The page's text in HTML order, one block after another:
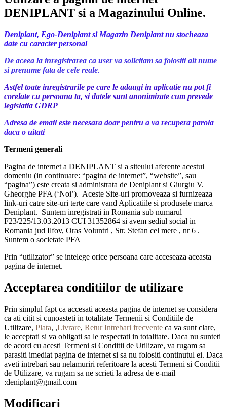
DENIPLANT si a Magazinului Online.
Deniplant, Ego-Deniplant si Magazin Deniplant nu stocheaza
date cu caracter personal
De aceea la inregistrarea ca user va solicitam sa folositi alt nume
si prenume fata de cele reale.
Astfel toate inregistrarile pe care le adaugi in aplicatie nu pot fi
corelate cu persoana ta, si datele sunt anonimizate cum prevede
legislatia GDRP
Adresa de email este necesara doar pentru a va recupera parola
daca o uitati
Termeni generali
Pagina de internet a DENIPLANT si a siteului aferente acestui
domeniu (in continuare: “pagina de internet”, “website”, sau
“pagina”) este creata si administrata de Deniplant si Giurgiu V.
Gheorghe PFA (‘Noi’). Aceste Site-uri promoveaza si furnizeaza
link-uri catre site-uri terte care vand Aplicatiile si produsele marca
Deniplant. Suntem inregistrati in Romania sub numarul
F23/225/13.03.2013 CUI 31352864 si avem sediul social in
Romania jud Ilfov, Oras Voluntri , Str. Stefan cel mere , nr 6 .
Suntem o societate PFA
Prin “utilizator” se intelege orice persoana care acceseaza aceasta
pagina de internet.
Acceptarea conditiilor de utilizare
Prin simplul fapt ca accesati aceasta pagina de internet se considera
ca ati citit si cunoasteti in totalitate Termenii si Conditiile de
Utilizare, Plata, ,Livrare, Retur Intrebari frecvente ca va sunt clare,
le acceptati si va obligati sa le respectati in totalitate. Daca nu sunteti
de acord cu acesti Termeni si Conditii de Utilizare, va rugam sa
parasiti imediat pagina de internet si sa nu folositi continutul ei. Daca
aveti intrebari sau nelamuriri referitoare la acesti Termeni si Conditii
de Utilizare, va rugam sa ne scrieti la adresa de e-mail
:deniplant@gmail.com
Modificari